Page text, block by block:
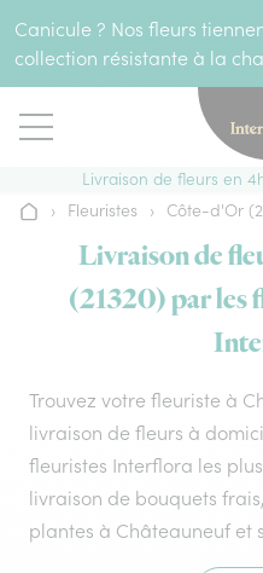
Canicule ? Nos fleurs
collection résistante à la
Livraison de fleurs en
Accueil
› Fleuristes › Côte-d'Or
Livraison de
(21320) par les
Trouvez votre fleuriste à
livraison de fleurs à
fleuristes Interflora les
livraison de bouquets
plantes à Châteauneuf et